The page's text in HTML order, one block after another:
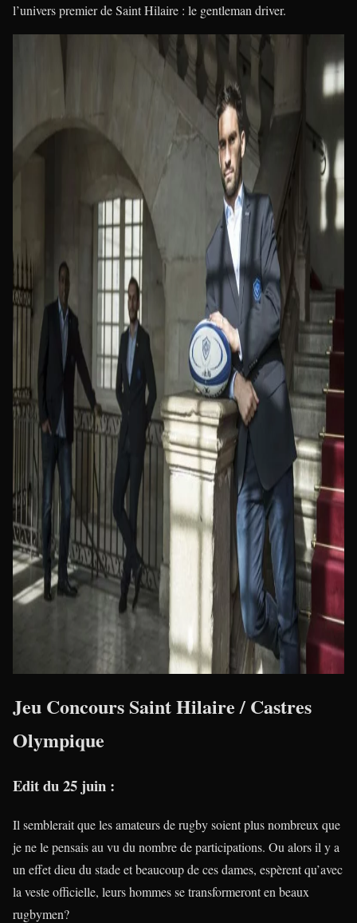
l’univers premier de Saint Hilaire : le gentleman driver.
Jeu Concours Saint Hilaire / Castres
Olympique
Edit du 25 juin :
Il semblerait que les amateurs de rugby soient plus nombreux que
je ne le pensais au vu du nombre de participations. Ou alors il y a
un effet dieu du stade et beaucoup de ces dames, espèrent qu’avec
la veste officielle, leurs hommes se transformeront en beaux
rugbymen?